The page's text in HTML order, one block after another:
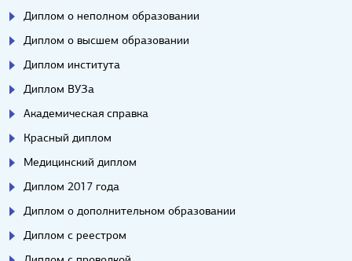
Диплом о неполном образовании
Диплом о высшем образовании
Диплом института
Диплом ВУЗа
Академическая справка
Красный диплом
Медицинский диплом
Диплом 2017 года
Диплом о дополнительном образовании
Диплом с реестром